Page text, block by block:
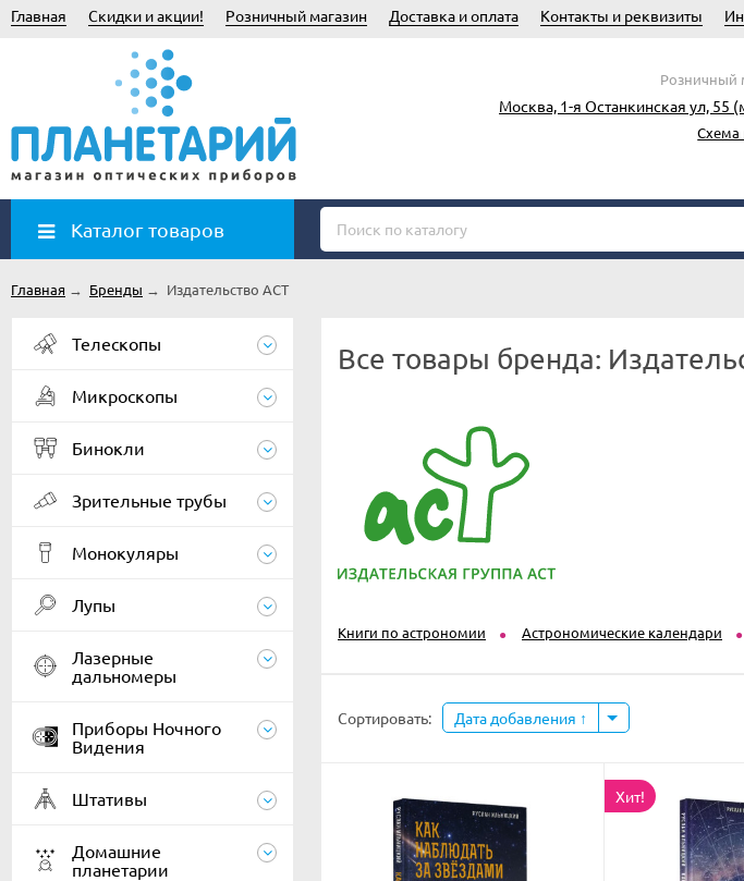
Главная Скидки и акции! Розничный магазин Доставка и оплата Контакты и реквизиты
Розничный
Москва, 1-я Останкинская ул, 55
Схема
Каталог товаров
Главная → Бренды → Издательство АСТ
Телескопы
Микроскопы
Бинокли
Зрительные трубы
Монокуляры
Лупы
Лазерные
дальномеры
Приборы Ночного
Видения
Штативы
Домашние
планетарии
Все товары бренда:
Книги по астрономии Астрономические календари
Сортировать: Дата добавления
Хит!